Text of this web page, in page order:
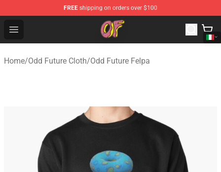
FREE shipping on orders over $100
Open menu
Odd Future Shop - Official Odd Future Merchandise Store
Home/Odd Future Cloth/Odd Future Felpa